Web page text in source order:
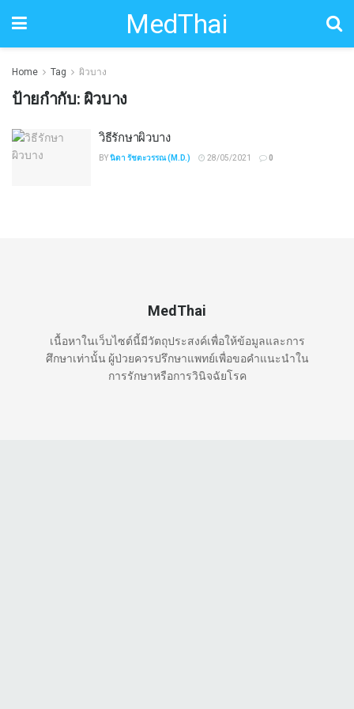
MedThai
Home Tag ผิวบาง
ป้ายกำกับ: ผิวบาง
วิธีรักษาผิวบาง
BYนิดา รัชตะวรรณ (M.D.) 28/05/2021 0
MedThai
เนื้อหาในเว็บไซต์นี้มีวัตถุประสงค์เพื่อให้ข้อมูลและการ
ศึกษาเท่านั้น ผู้ป่วยควรปรึกษาแพทย์เพื่อขอคำแนะนำใน
การรักษาหรือการวินิจฉัยโรค